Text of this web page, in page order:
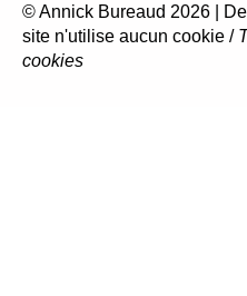
© Annick Bureaud 2026 |
site n'utilise aucun cookie /
cookies